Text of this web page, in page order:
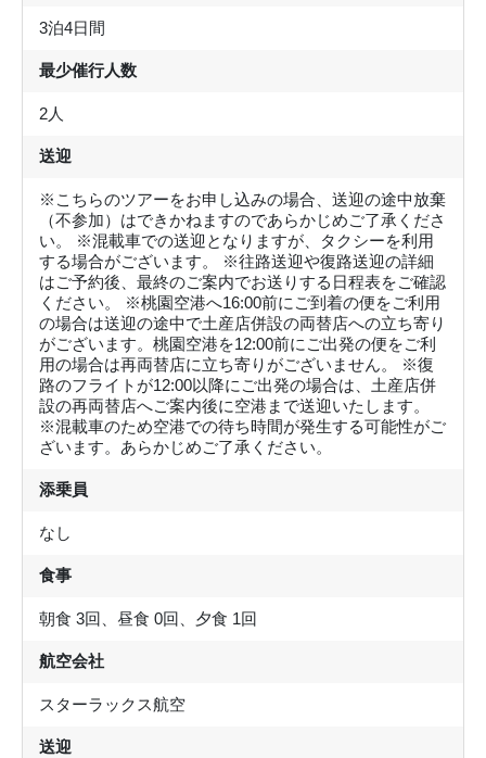
3泊4日間
最少催行人数
2人
送迎
※こちらのツアーをお申し込みの場合、送迎の途中放棄
（不参加）はできかねますのであらかじめご了承くださ
い。 ※混載車での送迎となりますが、タクシーを利用
する場合がございます。 ※往路送迎や復路送迎の詳細
はご予約後、最終のご案内でお送りする日程表をご確認
ください。 ※桃園空港へ16:00前にご到着の便をご利用
の場合は送迎の途中で土産店併設の両替店への立ち寄り
がございます。桃園空港を12:00前にご出発の便をご利
用の場合は再両替店に立ち寄りがございません。 ※復
路のフライトが12:00以降にご出発の場合は、土産店併
設の再両替店へご案内後に空港まで送迎いたします。
※混載車のため空港での待ち時間が発生する可能性がご
ざいます。あらかじめご了承ください。
添乗員
なし
食事
朝食 3回、昼食 0回、夕食 1回
航空会社
スターラックス航空
送迎